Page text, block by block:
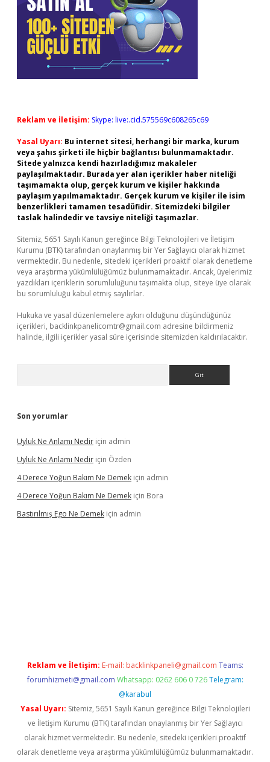
Reklam ve İletişim: Skype: live:.cid.575569c608265c69
Yasal Uyarı: Bu internet sitesi, herhangi bir marka, kurum
veya şahıs şirketi ile hiçbir bağlantısı bulunmamaktadır.
Sitede yalnızca kendi hazırladığımız makaleler
paylaşılmaktadır. Burada yer alan içerikler haber niteliği
taşımamakta olup, gerçek kurum ve kişiler hakkında
paylaşım yapılmamaktadır. Gerçek kurum ve kişiler ile isim
benzerlikleri tamamen tesadüfidir. Sitemizdeki bilgiler
taslak halindedir ve tavsiye niteliği taşımazlar.
Sitemiz, 5651 Sayılı Kanun gereğince Bilgi Teknolojileri ve İletişim
Kurumu (BTK) tarafından onaylanmış bir Yer Sağlayıcı olarak hizmet
vermektedir. Bu nedenle, sitedeki içerikleri proaktif olarak denetleme
veya araştırma yükümlülüğümüz bulunmamaktadır. Ancak, üyelerimiz
yazdıkları içeriklerin sorumluluğunu taşımakta olup, siteye üye olarak
bu sorumluluğu kabul etmiş sayılırlar.
Hukuka ve yasal düzenlemelere aykırı olduğunu düşündüğünüz
içerikleri, backlinkpanelicomtr@gmail.com adresine bildirmeniz
halinde, ilgili içerikler yasal süre içerisinde sitemizden kaldırılacaktır.
Son yorumlar
Uyluk Ne Anlamı Nedir için admin
Uyluk Ne Anlamı Nedir için Özden
4 Derece Yoğun Bakım Ne Demek için admin
4 Derece Yoğun Bakım Ne Demek için Bora
Bastırılmış Ego Ne Demek için admin
Reklam ve İletişim: E-mail: backlinkpaneli@gmail.com Teams:
forumhizmeti@gmail.com Whatsapp: 0262 606 0 726 Telegram:
@karabul
Yasal Uyarı: Sitemiz, 5651 Sayılı Kanun gereğince Bilgi Teknolojileri
ve İletişim Kurumu (BTK) tarafından onaylanmış bir Yer Sağlayıcı
olarak hizmet vermektedir. Bu nedenle, sitedeki içerikleri proaktif
olarak denetleme veya araştırma yükümlülüğümüz bulunmamaktadır.